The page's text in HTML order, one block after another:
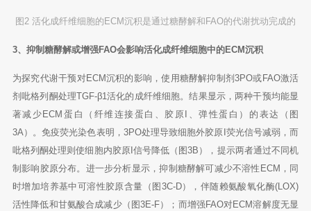
图2 活化成纤维细胞的ECM沉积是通过糖酵解和FAO的代谢扰动完成的
3、抑制糖酵解或增强FAO会影响活化成纤维细胞中的ECM沉积
为探究代谢干预对ECM沉积的影响，使用糖酵解抑制剂3PO或FAO激活
剂吡格列酮处理TGF-β1活化的成纤维细胞。结果显示，两种干预均能显
著减少ECM蛋白（纤维连接蛋白、胶原I、弹性蛋白）的表达（图
3A）。免疫荧光染色表明，3PO处理导致细胞外胶原I荧光信号减弱，而
吡格列酮处理则使细胞内胶原I信号降低（图3B），提示两者通过不同机
制影响胶原分布。进一步分析显示，抑制糖酵解可减少不溶性ECM，同
时增加培养基中可溶性胶原含量（图3C-D），伴随赖氨酸氧化酶(LOX)
活性降低和甘氨酸合成减少（图3E-F）；而增强FAO对ECM溶解度无显